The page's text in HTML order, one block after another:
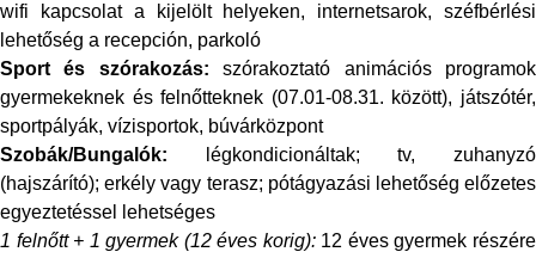
wifi kapcsolat a kijelölt helyeken, internetsarok, széfbérlési
lehetőség a recepción, parkoló
Sport és szórakozás: szórakoztató animációs programok
gyermekeknek és felnőtteknek (07.01-08.31. között), játszótér,
sportpályák, vízisportok, búvárközpont
Szobák/Bungalók: légkondicionáltak; tv, zuhanyzó
(hajszárító); erkély vagy terasz; pótágyazási lehetőség előzetes
egyeztetéssel lehetséges
1 felnőtt + 1 gyermek (12 éves korig):12 éves gyermek részére